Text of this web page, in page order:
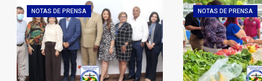
NOTAS DE PRENSA NOTAS DE PRENSA